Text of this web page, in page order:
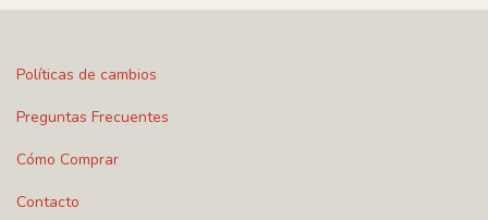
Políticas de cambios
Preguntas Frecuentes
Cómo Comprar
Contacto